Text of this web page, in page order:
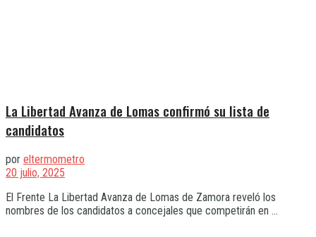
La Libertad Avanza de Lomas confirmó su lista de
candidatos
por eltermometro
20 julio, 2025
El Frente La Libertad Avanza de Lomas de Zamora reveló los
nombres de los candidatos a concejales que competirán en ...